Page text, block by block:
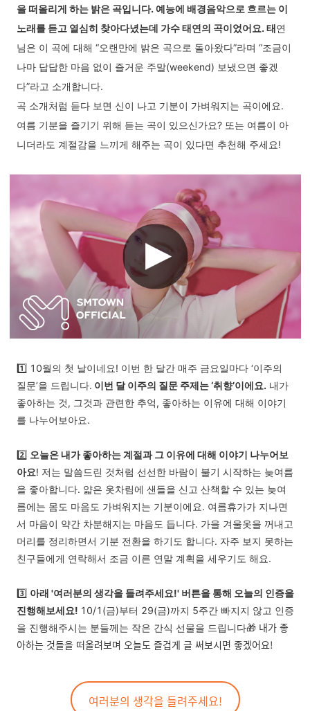
을 떠올리게 하는 밝은 곡입니다. 예능에 배경음악으로 흐르는 이
노래를 듣고 열심히 찾아다녔는데 가수 태연의 곡이었어요. 태연
님은 이 곡에 대해 “오랜만에 밝은 곡으로 돌아왔다”라며 “조금이
나마 답답한 마음 없이 즐거운 주말(weekend) 보냈으면 좋겠
다”라고 소개합니다.
곡 소개처럼 듣다 보면 신이 나고 기분이 가벼워지는 곡이에요.
여름 기분을 즐기기 위해 듣는 곡이 있으신가요? 또는 여름이 아
니더라도 계절감을 느끼게 해주는 곡이 있다면 추천해 주세요!
1️⃣ 10월의 첫 날이네요! 이번 한 달간 매주 금요일마다 ‘이주의
질문’을 드립니다. 이번 달 이주의 질문 주제는 ‘취향’이에요.내가
좋아하는 것, 그것과 관련한 추억, 좋아하는 이유에 대해 이야기
를 나누어보아요.
2️⃣ 오늘은 내가 좋아하는 계절과 그 이유에 대해 이야기 나누어보
아요! 저는 말씀드린 것처럼 선선한 바람이 불기 시작하는 늦여름
을 좋아합니다. 얇은 옷차림에 샌들을 신고 산책할 수 있는 늦여
름에는 몸도 마음도 가벼워지는 기분이에요. 여름휴가가 지나면
서 마음이 약간 차분해지는 마음도 듭니다. 가을 겨울옷을 꺼내고
머리를 정리하면서 기분 전환을 하기도 합니다. 자주 보지 못하는
친구들에게 연락해서 조금 이른 연말 계획을 세우기도 해요.
3️⃣ 아래 '여러분의 생각을 들려주세요!' 버튼을 통해 오늘의 인증을
진행해보세요! 10/1(금)부터 29(금)까지 5주간 빠지지 않고 인증
을 진행해주시는 분들께는 작은 간식 선물을 드립니다🎁 내가 좋
아하는 것들을 떠올려보며 오늘도 즐겁게 글 써보시면 좋겠어요!
여러분의 생각을 들려주세요!